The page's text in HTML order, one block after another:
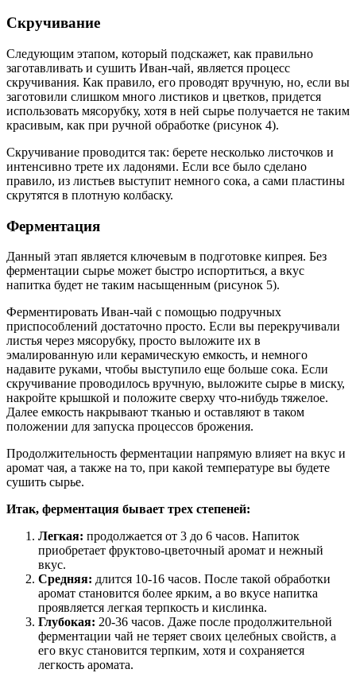
Скручивание
Следующим этапом, который подскажет, как правильно
заготавливать и сушить Иван-чай, является процесс
скручивания. Как правило, его проводят вручную, но, если вы
заготовили слишком много листиков и цветков, придется
использовать мясорубку, хотя в ней сырье получается не таким
красивым, как при ручной обработке (рисунок 4).
Скручивание проводится так: берете несколько листочков и
интенсивно трете их ладонями. Если все было сделано
правило, из листьев выступит немного сока, а сами пластины
скрутятся в плотную колбаску.
Ферментация
Данный этап является ключевым в подготовке кипрея. Без
ферментации сырье может быстро испортиться, а вкус
напитка будет не таким насыщенным (рисунок 5).
Ферментировать Иван-чай с помощью подручных
приспособлений достаточно просто. Если вы перекручивали
листья через мясорубку, просто выложите их в
эмалированную или керамическую емкость, и немного
надавите руками, чтобы выступило еще больше сока. Если
скручивание проводилось вручную, выложите сырье в миску,
накройте крышкой и положите сверху что-нибудь тяжелое.
Далее емкость накрывают тканью и оставляют в таком
положении для запуска процессов брожения.
Продолжительность ферментации напрямую влияет на вкус и
аромат чая, а также на то, при какой температуре вы будете
сушить сырье.
Итак, ферментация бывает трех степеней:
Легкая: продолжается от 3 до 6 часов. Напиток
приобретает фруктово-цветочный аромат и нежный
вкус.
Средняя: длится 10-16 часов. После такой обработки
аромат становится более ярким, а во вкусе напитка
проявляется легкая терпкость и кислинка.
Глубокая: 20-36 часов. Даже после продолжительной
ферментации чай не теряет своих целебных свойств, а
его вкус становится терпким, хотя и сохраняется
легкость аромата.